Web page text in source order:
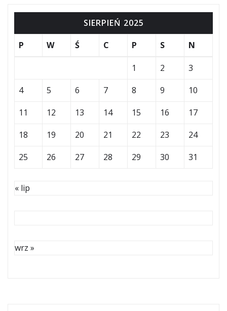
SIERPIEŃ 2025
P
W Ś C P S N
1 2
3
4
5 6 7 8 9
10
11
12 13 14 15 16
17
18
19 20 21 22 23
24
25
26 27 28 29 30 31
« lip
wrz »